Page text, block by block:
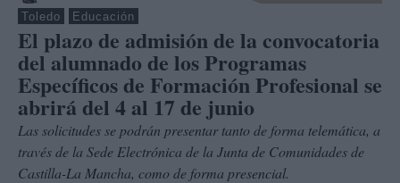
Toledo Educación
El plazo de admisión de la convocatoria
del alumnado de los Programas
Específicos de Formación Profesional se
abrirá del 4 al 17 de junio
Las solicitudes se podrán presentar tanto de forma telemática, a
través de la Sede Electrónica de la Junta de Comunidades de
Castilla-La Mancha, como de forma presencial.